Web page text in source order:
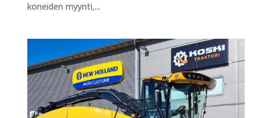
koneiden myynti,...